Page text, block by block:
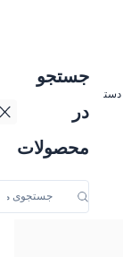
جستجو
در
محصولات
دستبند طلا نگین